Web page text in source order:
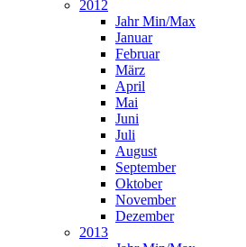
2012
Jahr Min/Max
Januar
Februar
März
April
Mai
Juni
Juli
August
September
Oktober
November
Dezember
2013